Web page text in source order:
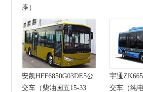
座）
安凯HFF6850G03DE5公
交车（柴油国五15-33
宇通
交车（纯